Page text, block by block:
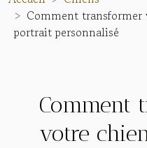
Comment transformer
portrait personnalisé
Comment
votre